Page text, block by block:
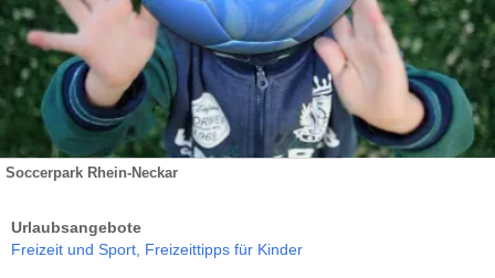
Soccerpark Rhein-Neckar
Urlaubsangebote
Freizeit und Sport, Freizeittipps für Kinder